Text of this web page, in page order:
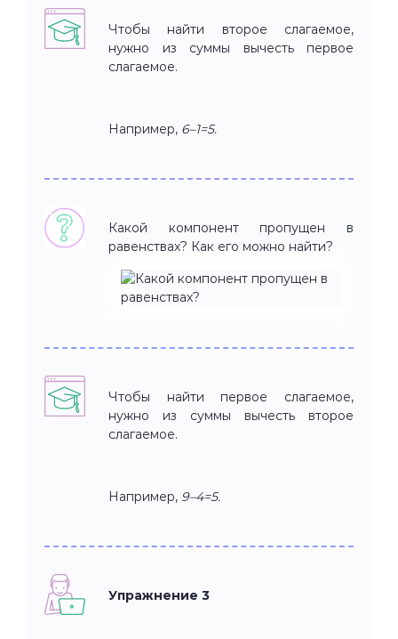
Чтобы найти второе слагаемое,
нужно из суммы вычесть первое
слагаемое.
Например, 6–1=5.
Какой компонент пропущен в
равенствах? Как его можно найти?
Чтобы найти первое слагаемое,
нужно из суммы вычесть второе
слагаемое.
Например, 9–4=5.
Упражнение 3